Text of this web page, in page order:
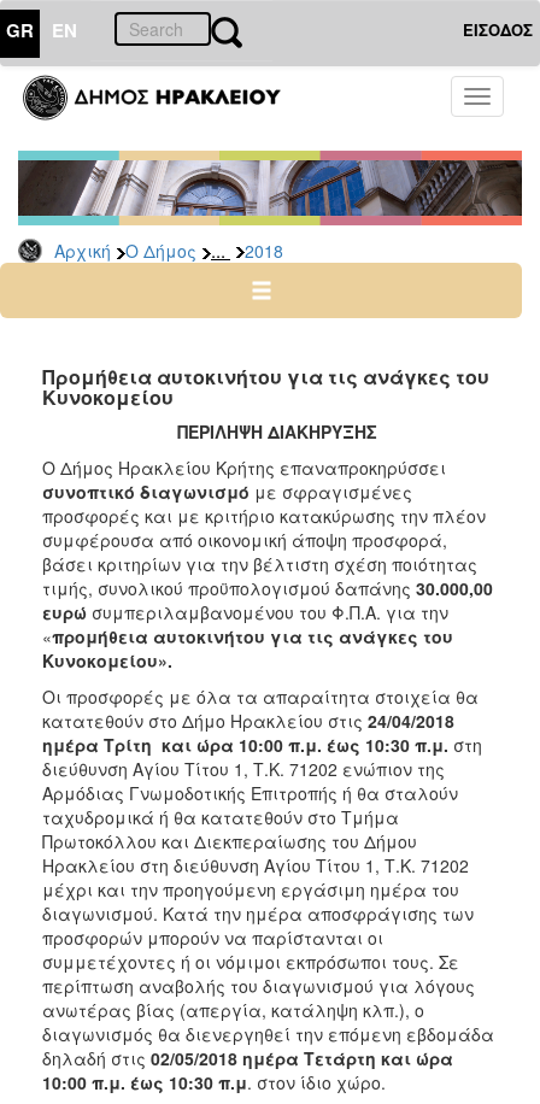
GR EN ΕΙΣΟΔΟΣ
Toggle
Αρχική Ο Δήμος ... 2018
ΔΗΜΟΣ
Διακηρύξεις
Δημοπρασίες
Αρχείο
2025
2023
2021
2020
2019
2018
2017
2016
2015
2013
ΤΟΠΟΣ
ΠΟΛΙΤΙΣΜΟΣ
ΑΝΘΕΚΤΙΚΗ
ΠΟΛΗ
Προμήθεια αυτοκινήτου για τις ανάγκες του
Κυνοκομείου
ΠΕΡΙΛΗΨΗ ΔΙΑΚΗΡΥΞΗΣ
Ο Δήμος Ηρακλείου Κρήτης επαναπροκηρύσσει
συνοπτικό διαγωνισμό με σφραγισμένες
προσφορές και με κριτήριο κατακύρωσης την πλέον
συμφέρουσα από οικονομική άποψη προσφορά,
βάσει κριτηρίων για την βέλτιστη σχέση ποιότητας
τιμής, συνολικού προϋπολογισμού δαπάνης 30.000,00
ευρώ συμπεριλαμβανομένου του Φ.Π.Α. για την
«προμήθεια αυτοκινήτου για τις ανάγκες του
Κυνοκομείου».
Οι προσφορές με όλα τα απαραίτητα στοιχεία θα
κατατεθούν στο Δήμο Ηρακλείου στις 24/04/2018
ημέρα Τρίτη και ώρα 10:00 π.μ. έως 10:30 π.μ. στη
διεύθυνση Αγίου Τίτου 1, Τ.Κ. 71202 ενώπιον της
Αρμόδιας Γνωμοδοτικής Επιτροπής ή θα σταλούν
ταχυδρομικά ή θα κατατεθούν στο Τμήμα
Πρωτοκόλλου και Διεκπεραίωσης του Δήμου
Ηρακλείου στη διεύθυνση Αγίου Τίτου 1, Τ.Κ. 71202
μέχρι και την προηγούμενη εργάσιμη ημέρα του
διαγωνισμού. Κατά την ημέρα αποσφράγισης των
προσφορών μπορούν να παρίστανται οι
συμμετέχοντες ή οι νόμιμοι εκπρόσωποι τους. Σε
περίπτωση αναβολής του διαγωνισμού για λόγους
ανωτέρας βίας (απεργία, κατάληψη κλπ.), ο
διαγωνισμός θα διενεργηθεί την επόμενη εβδομάδα
δηλαδή στις 02/05/2018 ημέρα Τετάρτη και ώρα
10:00 π.μ. έως 10:30 π.μ. στον ίδιο χώρο.